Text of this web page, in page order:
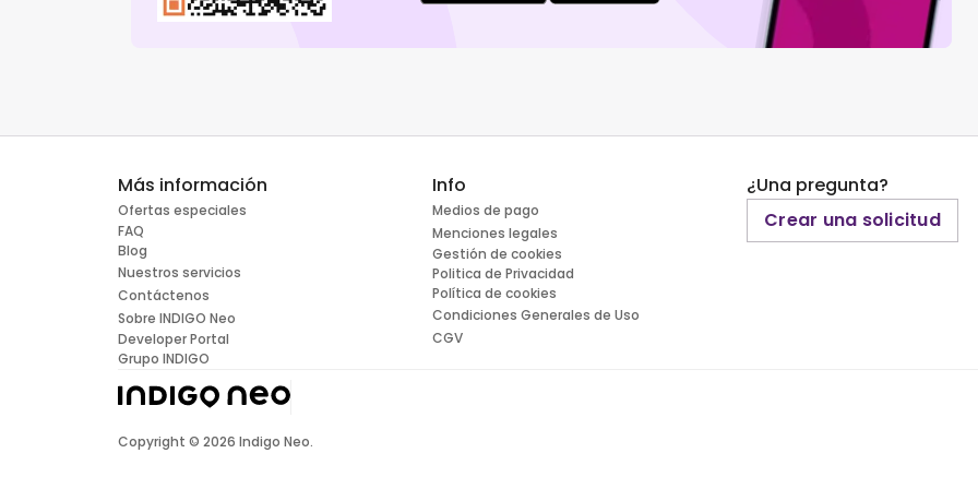
Más información
Ofertas especiales
FAQ
Blog
Nuestros servicios
Contáctenos
Sobre INDIGO Neo
Developer Portal
Grupo INDIGO
Info
Medios de pago
Menciones legales
Gestión de cookies
Politica de Privacidad
Política de cookies
Condiciones Generales de Uso
CGV
¿Una pregunta?
Crear una solicitud
Copyright © 2026 Indigo Neo.